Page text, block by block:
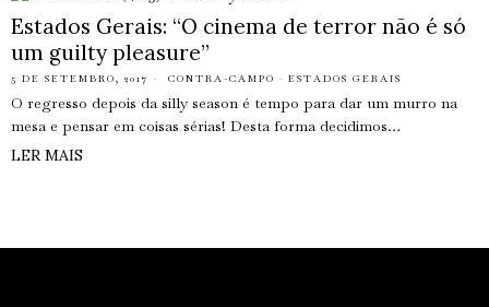
Estados Gerais: “O cinema de terror não é só
um guilty pleasure”
5 DE SETEMBRO, 2017 CONTRA-CAMPO · ESTADOS GERAIS
O regresso depois da silly season é tempo para dar um murro na
mesa e pensar em coisas sérias! Desta forma decidimos…
LER MAIS